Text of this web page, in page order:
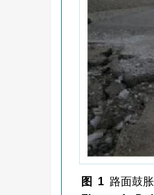
图 1 路面鼓